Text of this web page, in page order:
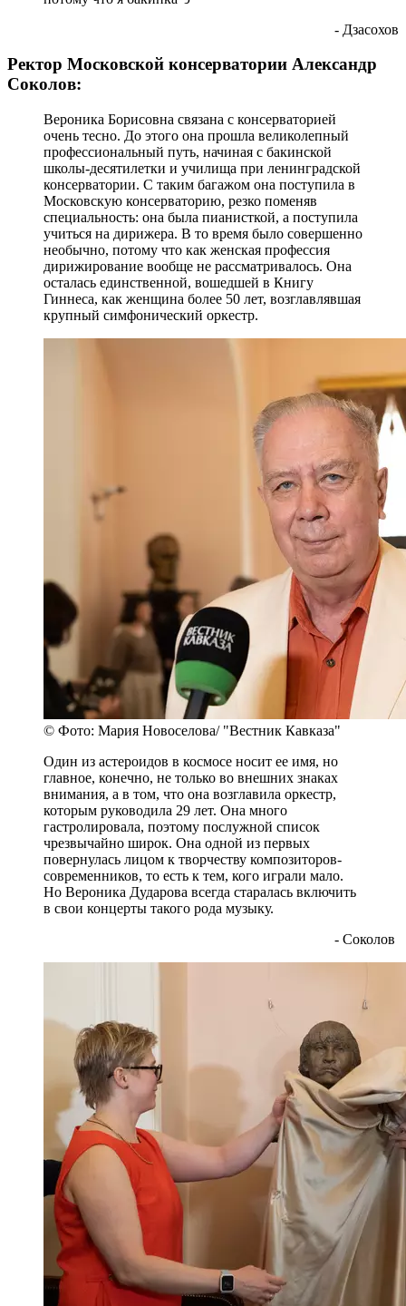
- Дзасохов
Ректор Московской консерватории Александр
Соколов:
Вероника Борисовна связана с консерваторией
очень тесно. До этого она прошла великолепный
профессиональный путь, начиная с бакинской
школы-десятилетки и училища при ленинградской
консерватории. С таким багажом она поступила в
Московскую консерваторию, резко поменяв
специальность: она была пианисткой, а поступила
учиться на дирижера. В то время было совершенно
необычно, потому что как женская профессия
дирижирование вообще не рассматривалось. Она
осталась единственной, вошедшей в Книгу
Гиннеса, как женщина более 50 лет, возглавлявшая
крупный симфонический оркестр.
© Фото: Мария Новоселова/ "Вестник Кавказа"
Один из астероидов в космосе носит ее имя, но
главное, конечно, не только во внешних знаках
внимания, а в том, что она возглавила оркестр,
которым руководила 29 лет. Она много
гастролировала, поэтому послужной список
чрезвычайно широк. Она одной из первых
повернулась лицом к творчеству композиторов-
современников, то есть к тем, кого играли мало.
Но Вероника Дударова всегда старалась включить
в свои концерты такого рода музыку.
- Соколов